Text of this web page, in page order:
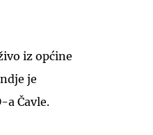
iz općine
je
a Čavle.